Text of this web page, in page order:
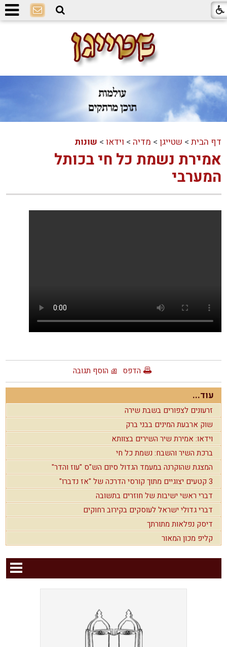
דף הבית > שטייגן > מדיה > וידאו > שונות
אמירת נשמת כל חי בכותל
המערבי
הדפס הוסף תגובה
עוד...
זרעונים לצפורים בשבת שירה
שוק ארבעת המינים בבני ברק
וידאו: אמירת שיר השירים בצוותא
ברכת השיר והשבח: נשמת כל חי
המצגת שהוקרנה במעמד הגדול סיום הש"ס "עוז והדר"
3 קטעים יצוגיים מתוך קורסי הדרכה של "אז נדברו"
דברי ראשי ישיבות של חוזרים בתשובה
דברי גדולי ישראל לעוסקים בקירוב רחוקים
דיסק נפלאות מתורתך
קליפ מכון המאור